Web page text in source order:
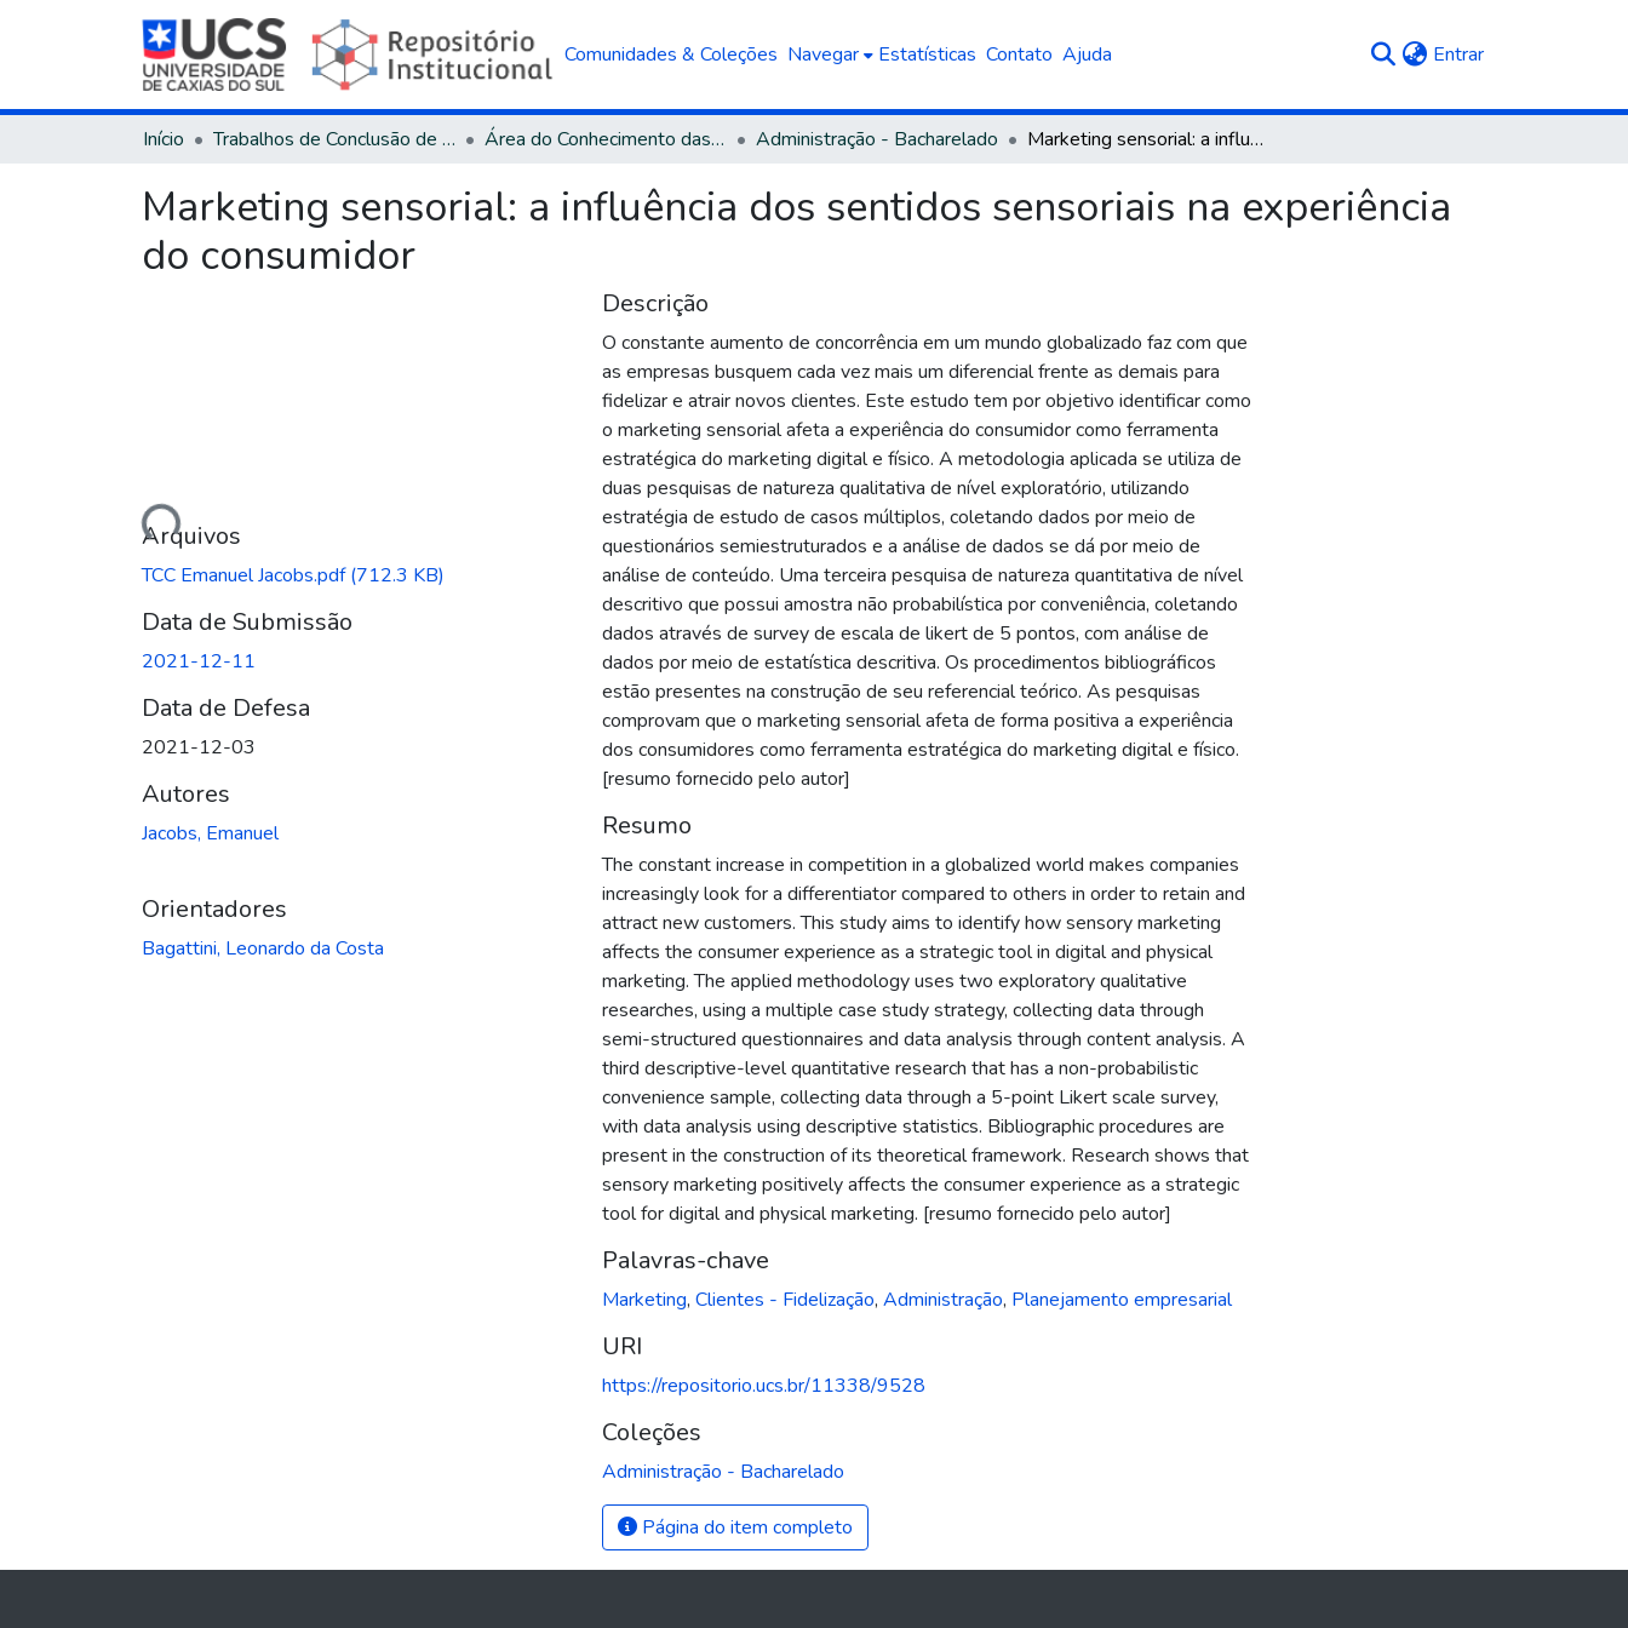
Comunidades & Coleções Navegar Estatísticas Contato Ajuda Entrar(current)
Início Trabalhos de Conclusão de Curso Área do Conhecimento das Ciências Sociais Aplicadas Administração - Bacharelado Marketing sensorial: a influência dos sentidos sensoriais na experiência do consumidor
Marketing sensorial: a influência dos sentidos sensoriais na experiência
do consumidor
Carregando...
Arquivos
TCC Emanuel Jacobs.pdf(712.3 KB)
Data de Submissão
2021-12-11
Data de Defesa
2021-12-03
Autores
Jacobs, Emanuel
Orientadores
Bagattini, Leonardo da Costa
Descrição
O constante aumento de concorrência em um mundo globalizado faz com que
as empresas busquem cada vez mais um diferencial frente as demais para
fidelizar e atrair novos clientes. Este estudo tem por objetivo identificar como
o marketing sensorial afeta a experiência do consumidor como ferramenta
estratégica do marketing digital e físico. A metodologia aplicada se utiliza de
duas pesquisas de natureza qualitativa de nível exploratório, utilizando
estratégia de estudo de casos múltiplos, coletando dados por meio de
questionários semiestruturados e a análise de dados se dá por meio de
análise de conteúdo. Uma terceira pesquisa de natureza quantitativa de nível
descritivo que possui amostra não probabilística por conveniência, coletando
dados através de survey de escala de likert de 5 pontos, com análise de
dados por meio de estatística descritiva. Os procedimentos bibliográficos
estão presentes na construção de seu referencial teórico. As pesquisas
comprovam que o marketing sensorial afeta de forma positiva a experiência
dos consumidores como ferramenta estratégica do marketing digital e físico.
[resumo fornecido pelo autor]
Resumo
The constant increase in competition in a globalized world makes companies
increasingly look for a differentiator compared to others in order to retain and
attract new customers. This study aims to identify how sensory marketing
affects the consumer experience as a strategic tool in digital and physical
marketing. The applied methodology uses two exploratory qualitative
researches, using a multiple case study strategy, collecting data through
semi-structured questionnaires and data analysis through content analysis. A
third descriptive-level quantitative research that has a non-probabilistic
convenience sample, collecting data through a 5-point Likert scale survey,
with data analysis using descriptive statistics. Bibliographic procedures are
present in the construction of its theoretical framework. Research shows that
sensory marketing positively affects the consumer experience as a strategic
tool for digital and physical marketing. [resumo fornecido pelo autor]
Palavras-chave
Marketing, Clientes - Fidelização, Administração, Planejamento empresarial
URI
https://repositorio.ucs.br/11338/9528
Coleções
Administração - Bacharelado
Página do item completo